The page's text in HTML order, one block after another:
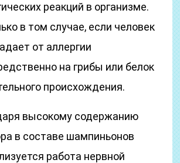
реакций в организме.
в том случае, если человек
от аллергии
на грибы или белок
происхождения.
высокому содержанию
в составе шампиньонов
работа нервной